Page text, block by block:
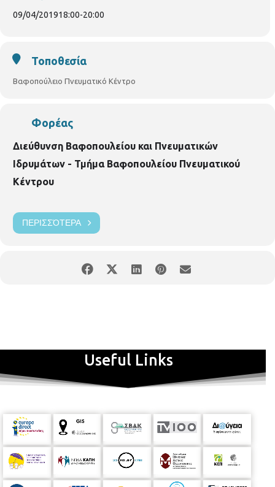
09/04/201918:00-20:00
Τοποθεσία
Βαφοπούλειο Πνευματικό Κέντρο
Φορέας
Διεύθυνση Βαφοπουλείου και Πνευματικών
Ιδρυμάτων - Τμήμα Βαφοπουλείου Πνευματικού
Κέντρου
ΠΕΡΙΣΣΌΤΕΡΑ
Useful Links